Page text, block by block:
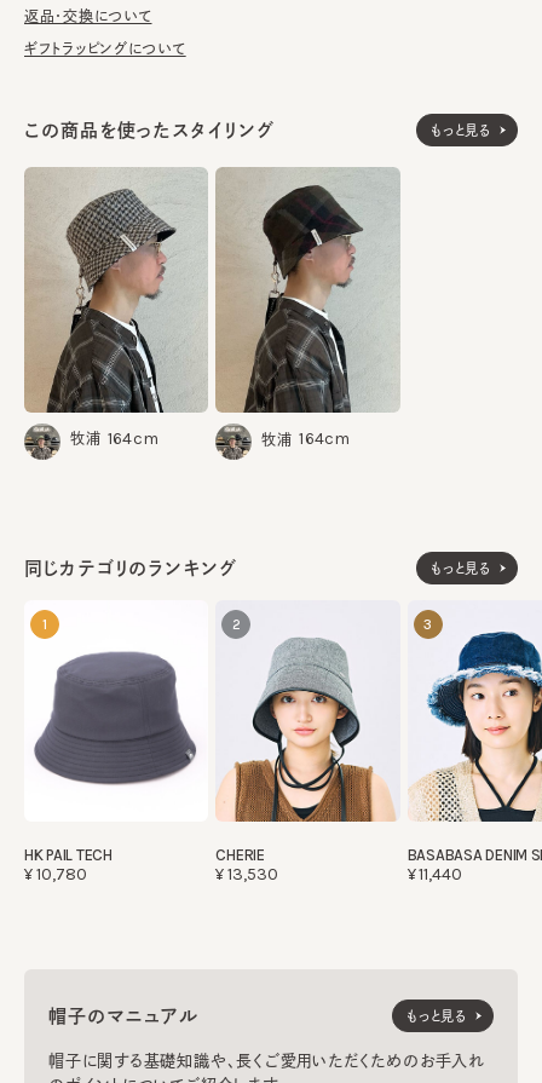
膨大な知識と経験に基づくコレクションを展開。生活と仕事の拠
点をプラハとロンドンにおいて、活動している。『PUNK’S DEAD』
ポリエステル60% ウール40%
《KHAKI》
ウール100%
生産国 made in Czech
返品・交換について
ギフトラッピングについて
同じカテゴリのランキング もっと見る
1
HK PAIL TECH
¥10,780
2
CHERIE
¥13,530
3
BASABASA DENIM
¥11,440
帽子のマニュアル
帽子に関する基礎知識や、長くご愛用いただくためのお手入れ
もっと見る
この商品を使ったスタイリング もっと見る
牧浦 164cm 牧浦 164cm